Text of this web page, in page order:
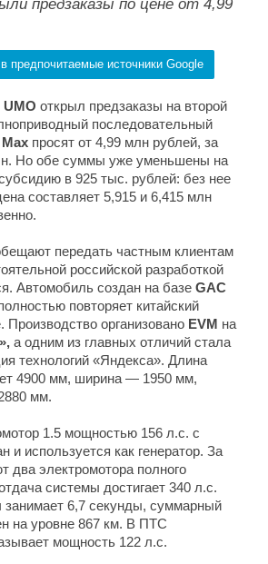
предзаказы по цене от 4,99
предпочитаемые источники Google
UMO открыл предзаказы на второй
последовательный
Max просят от 4,99 млн рублей, за
Но обе суммы уже уменьшены на
в 925 тыс. рублей: без нее
составляет 5,915 и 6,415 млн
передать частным клиентам
российской разработкой
Автомобиль создан на базе GAC
повторяет китайский
Производство организовано EVM на
а одним из главных отличий стала
технологий «Яндекса». Длина
4900 мм, ширина — 1950 мм,
мм.
1.5 мощностью 156 л.с. с
и используется как генератор. За
два электромотора полного
системы достигает 340 л.с.
занимает 6,7 секунды, суммарный
на уровне 867 км. В ПТС
мощность 122 л.с.